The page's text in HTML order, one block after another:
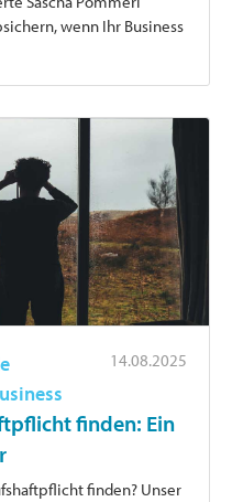
wenn Ihr Business
14.08.2025
finden: Ein
finden? Unser